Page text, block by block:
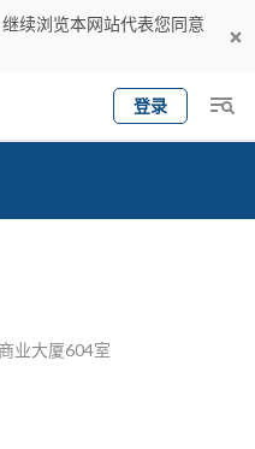
续浏览本网站代表您同意
登录
业大厦604室